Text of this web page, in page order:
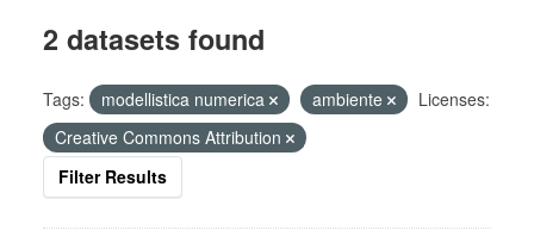
2 datasets found
Tags: modellistica numerica ambiente
Licenses:
Creative Commons Attribution
Filter Results